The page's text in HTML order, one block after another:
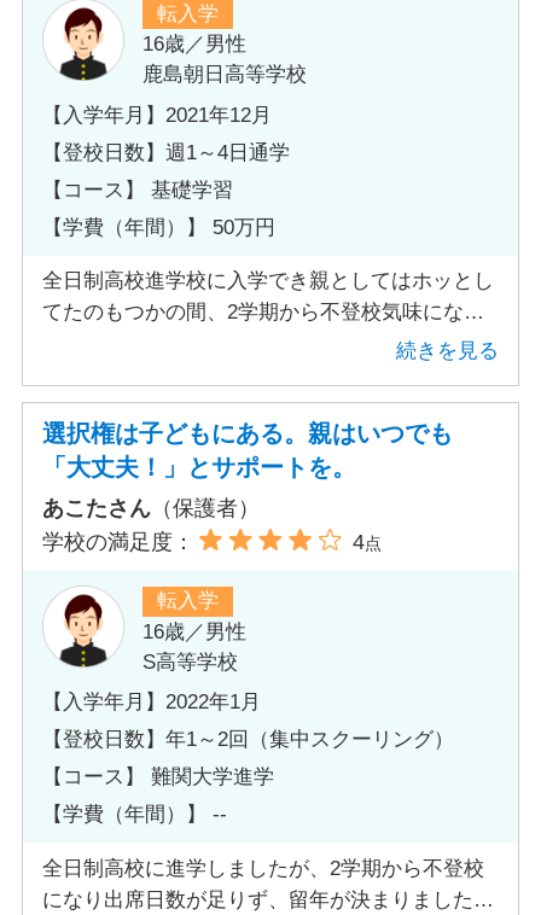
転入学
16歳／男性
鹿島朝日高等学校
【入学年月】2021年12月
【登校日数】週1～4日通学
【コース】 基礎学習
【学費（年間）】 50万円
全日制高校進学校に入学でき親としてはホッとし
てたのもつかの間、2学期から不登校気味にな
り、学校の雰囲気と先生も嫌だと言って休むよう
思を尊重して通信高校へ転入学しました。子供に
とっては通信高校に代わってから気楽になって週
2通学してあとは自宅で課題をやっています。こ
んなことなら高校進学の時に初めから通信高校を
選択すれば良かったなと思っています。
続きを見る
選択権は子どもにある。親はいつでも
「大丈夫！」とサポートを。
あこたさん （保護者）
学校の満足度：
4点
転入学
16歳／男性
S高等学校
【入学年月】2022年1月
【登校日数】年1～2回（集中スクーリング）
【コース】 難関大学進学
【学費（年間）】 --
全日制高校に進学しましたが、2学期から不登校
になり出席日数が足りず、留年が決まりました。